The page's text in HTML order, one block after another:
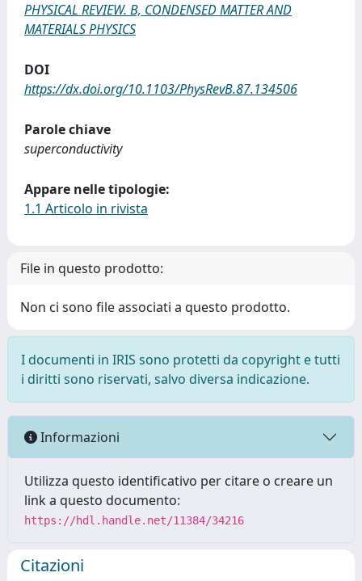
PHYSICAL REVIEW. B, CONDENSED MATTER AND
MATERIALS PHYSICS
DOI
https://dx.doi.org/10.1103/PhysRevB.87.134506
Parole chiave
superconductivity
Appare nelle tipologie:
1.1 Articolo in rivista
File in questo prodotto:
Non ci sono file associati a questo prodotto.
I documenti in IRIS sono protetti da copyright e tutti
i diritti sono riservati, salvo diversa indicazione.
Informazioni
Utilizza questo identificativo per citare o creare un
link a questo documento:
https://hdl.handle.net/11384/34216
Citazioni